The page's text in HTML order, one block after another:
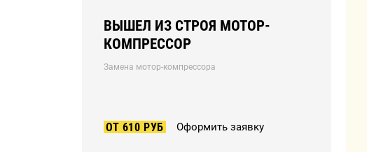
ВЫШЕЛ ИЗ СТРОЯ МОТОР-
КОМПРЕССОР
Замена мотор-компрессора
ОТ 610 РУБ Оформить заявку